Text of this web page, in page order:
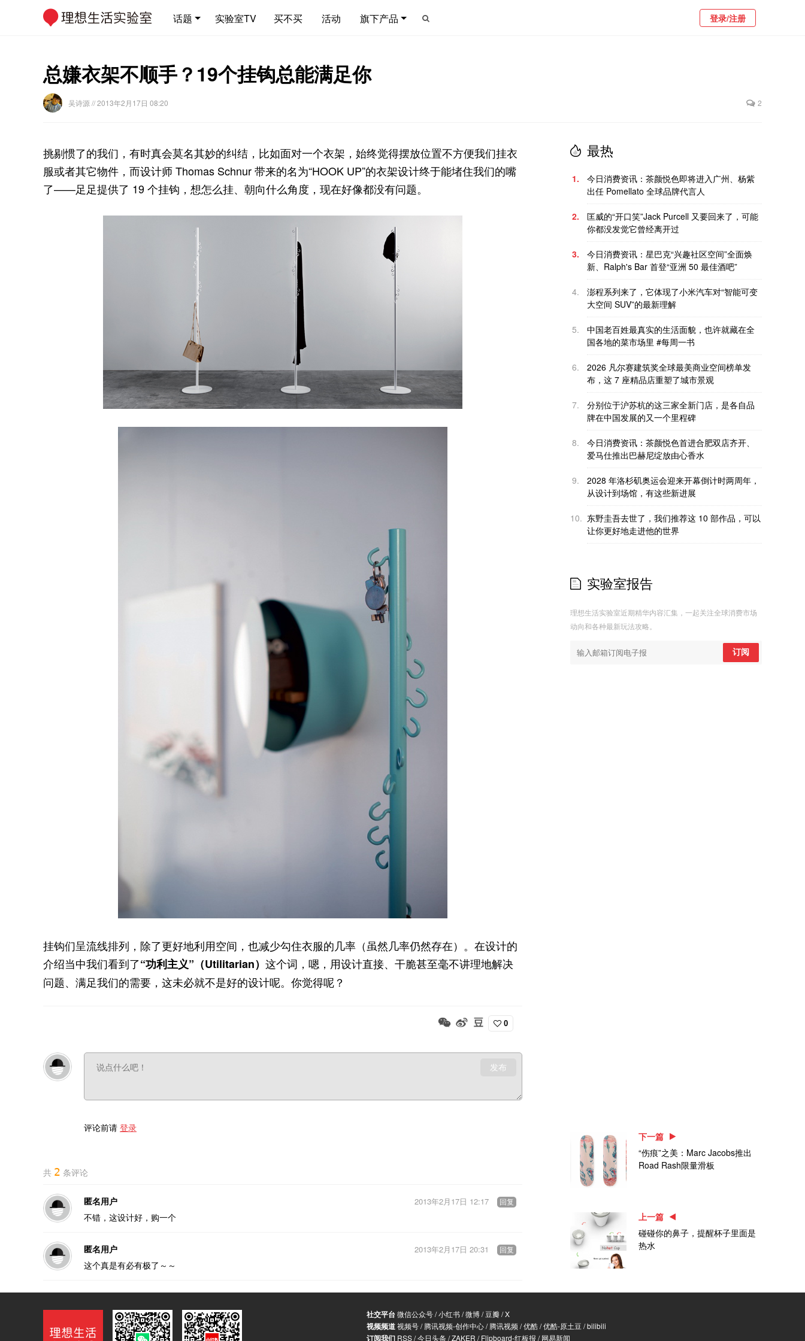
话题 实验室TV 买不买 活动 旗下产品 登录/注册
总嫌衣架不顺手？19个挂钩总能满足你
吴诗源 // 2013年2月17日 08:20 2
挑剔惯了的我们，有时真会莫名其妙的纠结，比如面对一个衣架，始终觉得摆放位置不方便我们挂衣
服或者其它物件，而设计师 Thomas Schnur 带来的名为“HOOK UP”的衣架设计终于能堵住我们的嘴
了——足足提供了 19 个挂钩，想怎么挂、朝向什么角度，现在好像都没有问题。
挂钩们呈流线排列，除了更好地利用空间，也减少勾住衣服的几率（虽然几率仍然存在）。在设计的
介绍当中我们看到了“功利主义”（Utilitarian） 这个词，嗯，用设计直接、干脆甚至毫不讲理地解决
问题、满足我们的需要，这未必就不是好的设计呢。你觉得呢？
0
发布
评论前请 登录
共 2 条评论
匿名用户
不错，这设计好，购一个
2013年2月17日 12:17 回复
匿名用户
这个真是有必有极了～～
2013年2月17日 20:31 回复
最热
1.
今日消费资讯：茶颜悦色即将进入广州、杨紫
出任 Pomellato 全球品牌代言人
2.
匡威的“开口笑”Jack Purcell 又要回来了，可能
你都没发觉它曾经离开过
3.
今日消费资讯：星巴克“兴趣社区空间”全面焕
新、Ralph's Bar 首登“亚洲 50 最佳酒吧”
4.
澎程系列来了，它体现了小米汽车对“智能可变
大空间 SUV”的最新理解
5.
中国老百姓最真实的生活面貌，也许就藏在全
国各地的菜市场里 #每周一书
6.
2026 凡尔赛建筑奖全球最美商业空间榜单发
布，这 7 座精品店重塑了城市景观
7.
分别位于沪苏杭的这三家全新门店，是各自品
牌在中国发展的又一个里程碑
8.
今日消费资讯：茶颜悦色首进合肥双店齐开、
爱马仕推出巴赫尼绽放由心香水
9.
2028 年洛杉矶奥运会迎来开幕倒计时两周年，
从设计到场馆，有这些新进展
10. 东野圭吾去世了，我们推荐这 10 部作品，可以
让你更好地走进他的世界
实验室报告
理想生活实验室近期精华内容汇集，一起关注全球消费市场
动向和各种最新玩法攻略。
下一篇
“伤痕”之美：Marc Jacobs推出
Road Rash限量滑板
上一篇
碰碰你的鼻子，提醒杯子里面是
热水
社交平台微信公众号/小红书/微博/豆瓣/X
视频频道视频号/腾讯视频-创作中心/腾讯视频/优酷/优酷-原土豆 /bilibili
订阅我们 RSS/今日头条 /ZAKER /Flipboard-红板报 /网易新闻